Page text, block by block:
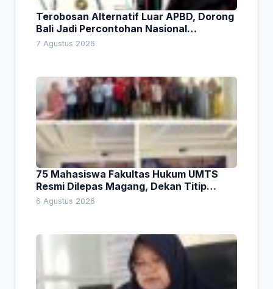
Terobosan Alternatif Luar APBD, Dorong
Bali Jadi Percontohan Nasional
Pembiayaan Daerah
7 Agustus 2026
75 Mahasiswa Fakultas Hukum UMTS
Resmi Dilepas Magang, Dekan Titip
Empat Pesan Penting
6 Agustus 2026